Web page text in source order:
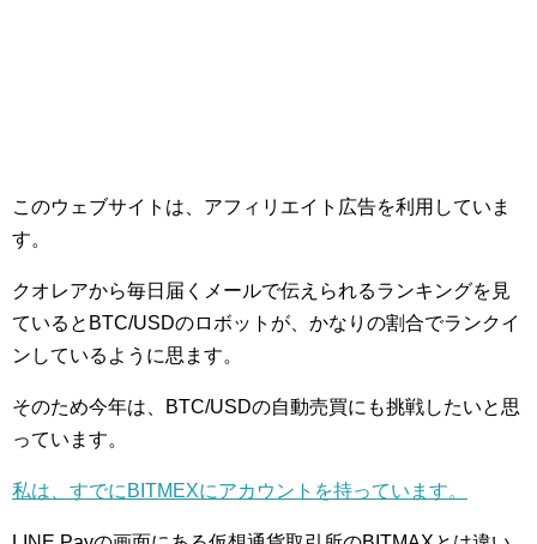
このウェブサイトは、アフィリエイト広告を利用していま
す。
クオレアから毎日届くメールで伝えられるランキングを見
ているとBTC/USDのロボットが、かなりの割合でランクイ
ンしているように思ます。
そのため今年は、BTC/USDの自動売買にも挑戦したいと思
っています。
私は、すでにBITMEXにアカウントを持っています。